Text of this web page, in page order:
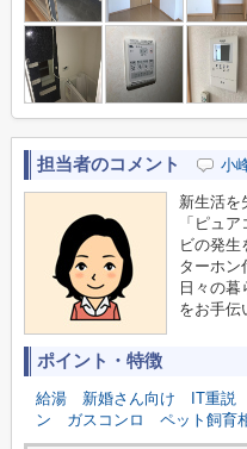
担当者のコメント 小
新生活を
「ピュ
ビの発
ターホン
日々の
をお手伝
ポイント・特徴
給湯 新婚さん向け IT重説
ン
ガスコンロ ペット飼育